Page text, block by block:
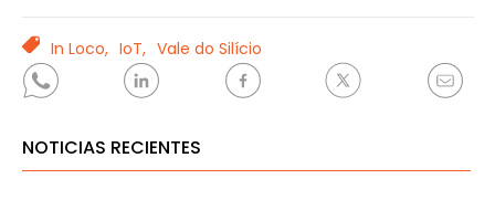
TAGSIn Loco, IoT, Vale do Silício
NOTICIAS RECIENTES